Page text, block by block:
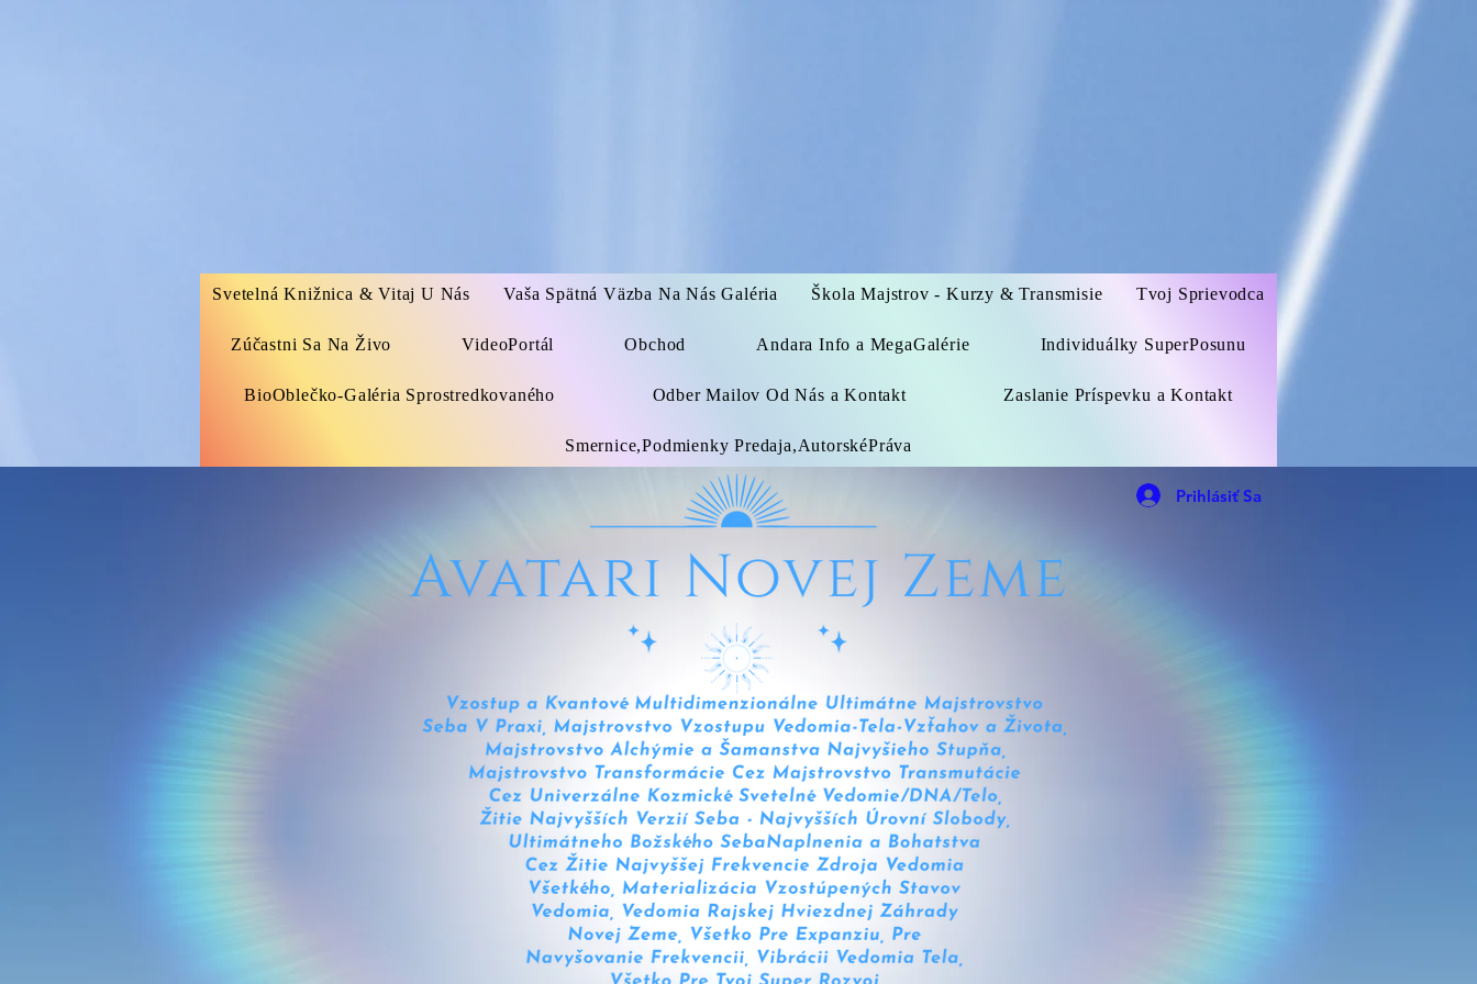
Svetelná Knižnica & Vitaj U Nás Vaša Spätná Väzba Na Nás Galéria Škola Majstrov - Kurzy & Transmisie Tvoj Sprievodca
Zúčastni Sa Na Živo VideoPortál Obchod Andara Info a MegaGalérie Individuálky SuperPosunu
BioOblečko-Galéria Sprostredkovaného Odber Mailov Od Nás a Kontakt Zaslanie Príspevku a Kontakt
Smernice,Podmienky Predaja,AutorskéPráva
Prihlásiť Sa